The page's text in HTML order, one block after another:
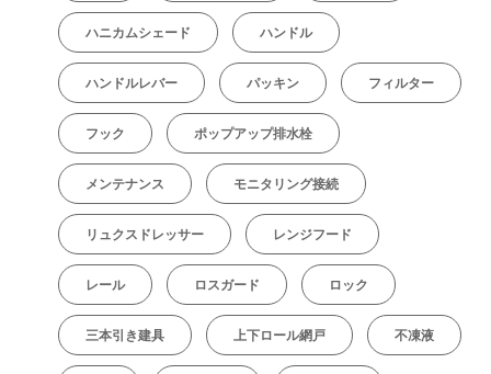
ハニカムシェード ハンドル
ハンドルレバー パッキン フィルター
フック ポップアップ排水栓
メンテナンス モニタリング接続
リュクスドレッサー レンジフード
レール ロスガード ロック
三本引き建具 上下ロール網戸 不凍液